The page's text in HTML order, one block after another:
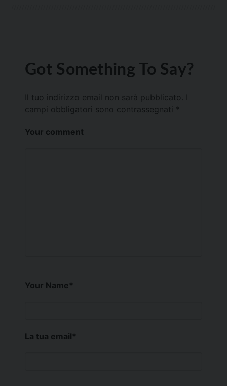
Got Something To Say?
Il tuo indirizzo email non sarà pubblicato.
campi obbligatori sono contrassegnati *
Your comment
Your Name*
La tua email*